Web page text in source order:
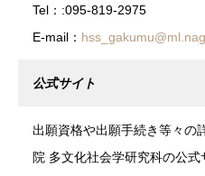
Tel：:095-819-2975
E-mail：
公式サイト
出願資格や出願手続き等々の
院 多文化社会学研究科の公式